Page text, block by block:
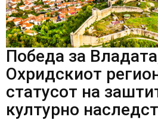
Победа за
Охридскиот
статусот на
културно